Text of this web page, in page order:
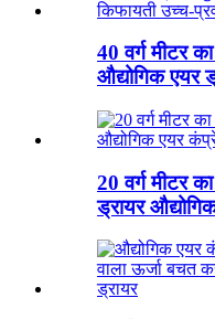
40 वर्ग मीटर
औद्योगिक एयर
20 वर्ग मीटर
ड्रायर